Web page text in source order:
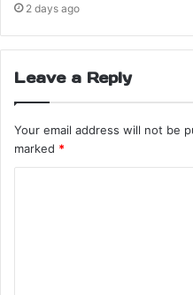
2 days ago
Leave a Reply
Your email address will not be
marked *